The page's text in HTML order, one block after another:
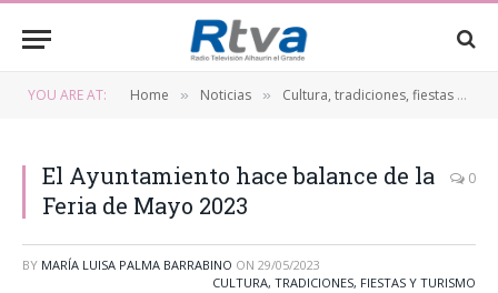
YOU ARE AT: Home » Noticias » Cultura, tradiciones, fiestas y turismo
El Ayuntamiento hace balance de la
Feria de Mayo 2023
0
BY MARÍA LUISA PALMA BARRABINO ON 29/05/2023
CULTURA, TRADICIONES, FIESTAS Y TURISMO